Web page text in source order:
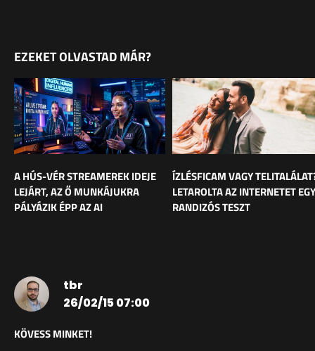
EZEKET OLVASTAD MÁR?
A HÚS-VÉR STREAMEREK IDEJE
LEJÁRT, AZ Ő MUNKÁJUKRA
PÁLYÁZIK ÉPP AZ AI
ÍZLÉSFICAM VAGY
LETAROLTA AZ INTERNETET EGY
RANDIZÓS TESZT
tbr
26/02/15 07:00
KÖVESS MINKET!